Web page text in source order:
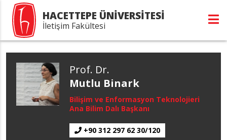
HACETTEPE ÜNİVERSİTESİ
İletişim Fakültesi
Prof. Dr.
Mutlu Binark
Bilişim ve Enformasyon Teknolojieri
Ana Bilim Dalı Başkanı
+90 312 297 62 30/120